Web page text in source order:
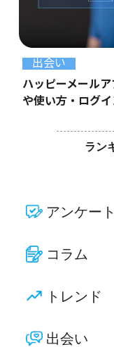
出会い
ハッピーメール
や使い方・ログ
ラン
アンケート
コラム
トレンド
出会い